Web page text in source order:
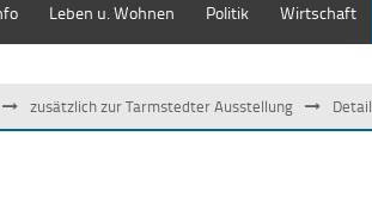
Leben u. Wohnen Politik Wirtschaft
zusätzlich zur Tarmstedter Ausstellung Detail